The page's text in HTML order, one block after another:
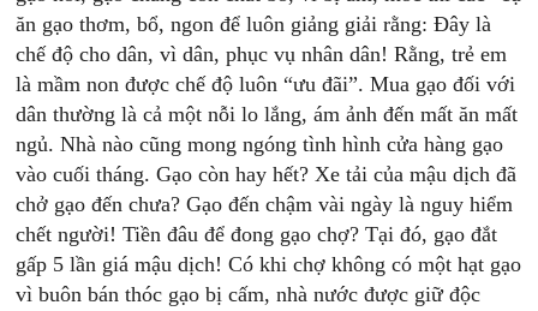
ăn gạo thơm, bổ, ngon để luôn giảng giải rằng: Đây là
chế độ cho dân, vì dân, phục vụ nhân dân! Rằng, trẻ em
là mầm non được chế độ luôn “ưu đãi”. Mua gạo đối với
dân thường là cả một nỗi lo lắng, ám ảnh đến mất ăn mất
ngủ. Nhà nào cũng mong ngóng tình hình cửa hàng gạo
vào cuối tháng. Gạo còn hay hết? Xe tải của mậu dịch đã
chở gạo đến chưa? Gạo đến chậm vài ngày là nguy hiểm
chết người! Tiền đâu để đong gạo chợ? Tại đó, gạo đắt
gấp 5 lần giá mậu dịch! Có khi chợ không có một hạt gạo
vì buôn bán thóc gạo bị cấm, nhà nước được giữ độc